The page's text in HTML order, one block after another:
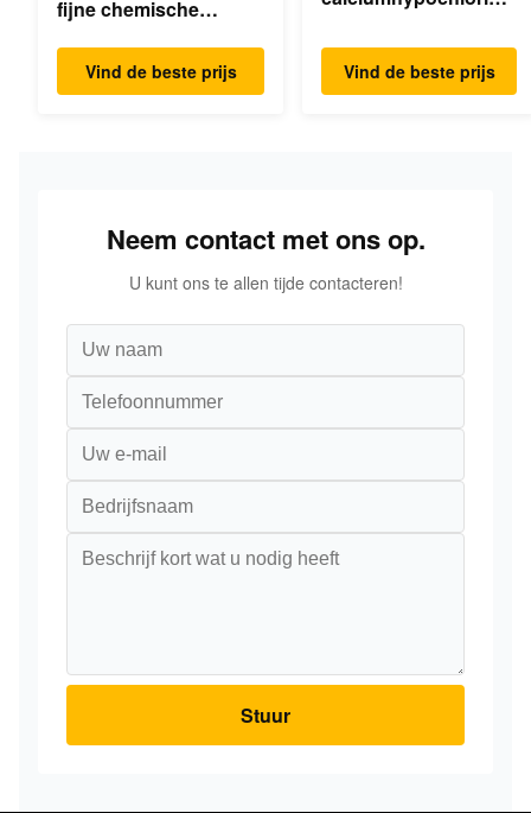
fijne chemische
Vind de beste prijs Vind de beste prijs
Neem contact met ons op.
U kunt ons te allen tijde contacteren!
Stuur